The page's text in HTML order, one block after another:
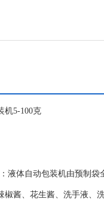
机5-100克
液体自动包装机​由预制
椒酱、花生酱、洗手液、